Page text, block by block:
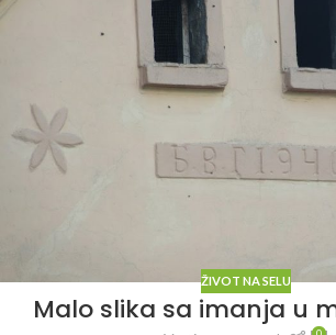
ŽIVOT NA SELU
Malo slika sa imanja u